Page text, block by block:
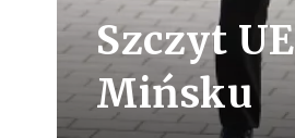
Szczyt
Mińsku